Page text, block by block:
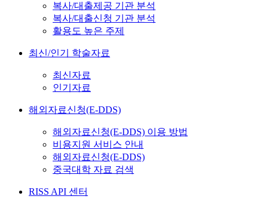
복사/대출제공 기관 분석
복사/대출신청 기관 분석
활용도 높은 주제
최신/인기 학술자료
최신자료
인기자료
해외자료신청(E-DDS)
해외자료신청(E-DDS) 이용 방법
비용지원 서비스 안내
해외자료신청(E-DDS)
중국대학 자료 검색
RISS API 센터